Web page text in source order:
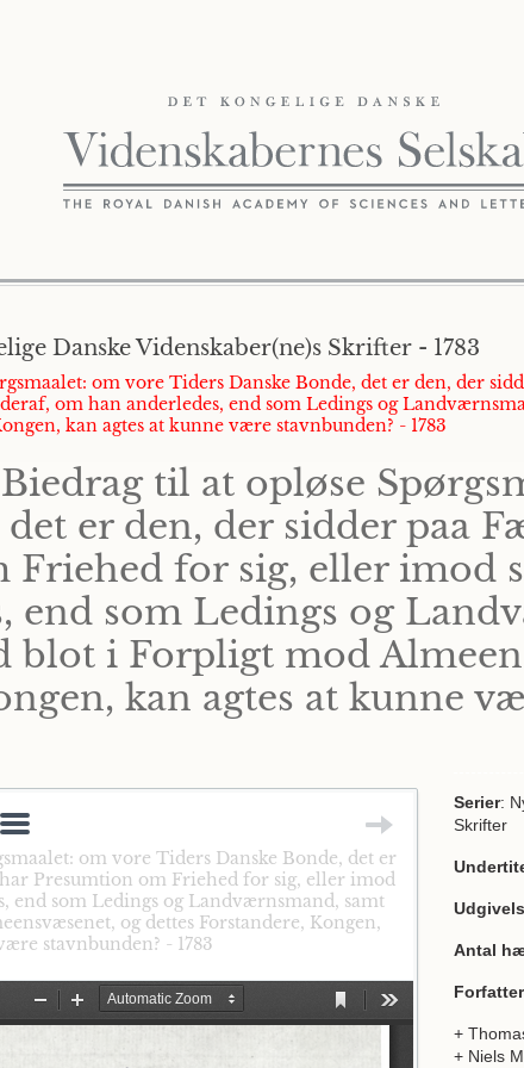
Danske Videnskaber(ne)s Skrifter - 1783
om vore Tiders Danske Bonde, det er den, der
om han anderledes, end som Ledings og
kan agtes at kunne være stavnbunden? - 1783
til at opløse
er den, der sidder paa
Friehed for sig, eller imod
end som Ledings og
blot i Forpligt mod
kan agtes at kunne
om vore Tiders Danske Bonde, det er
Presumtion om Friehed for sig, eller imod
end som Ledings og Landværnsmand, samt
og dettes Forstandere, Kongen,
stavnbunden? - 1783
Serier:
Skrifter
Antal
+
+ Niels